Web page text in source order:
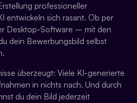
professioneller
entwickeln sich rasant. Ob per
Desktop-Software – mit den
dein Bewerbungsbild selbst
überzeugt: Viele KI-generierte
in nichts nach. Und durch
du dein Bild jederzeit